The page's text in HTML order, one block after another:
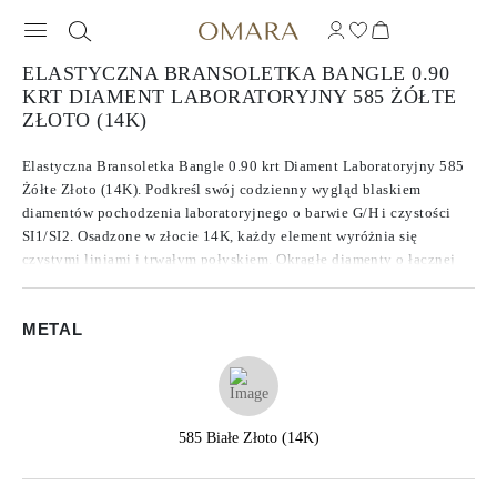
ELASTYCZNA BRANSOLETKA BANGLE 0.90
KRT DIAMENT LABORATORYJNY 585 ŻÓŁTE
ZŁOTO (14K)
Elastyczna Bransoletka Bangle 0.90 krt Diament Laboratoryjny 585
Żółte Złoto (14K). Podkreśl swój codzienny wygląd blaskiem
diamentów pochodzenia laboratoryjnego o barwie G/H i czystości
SI1/SI2. Osadzone w złocie 14K, każdy element wyróżnia się
czystymi liniami i trwałym połyskiem. Okrągłe diamenty o łącznej
METAL
585 Białe Złoto (14K)